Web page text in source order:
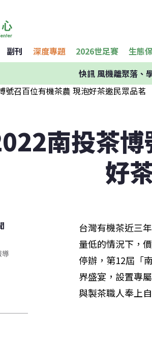
副刊 深度專題 2026世足賽 生態
快訊風機離聚落、
南投茶博
好
導
台灣有機茶近三
量低的情況下，
停辦，第12屆「
界盛宴，設置專
與製茶職人奉上